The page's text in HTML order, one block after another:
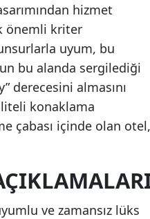
hizmet
önemli kriter
uyum, bu
bu alanda sergilediği
derecesini almasını
konaklama
çabası içinde olan otel,
ve zamansız lüks